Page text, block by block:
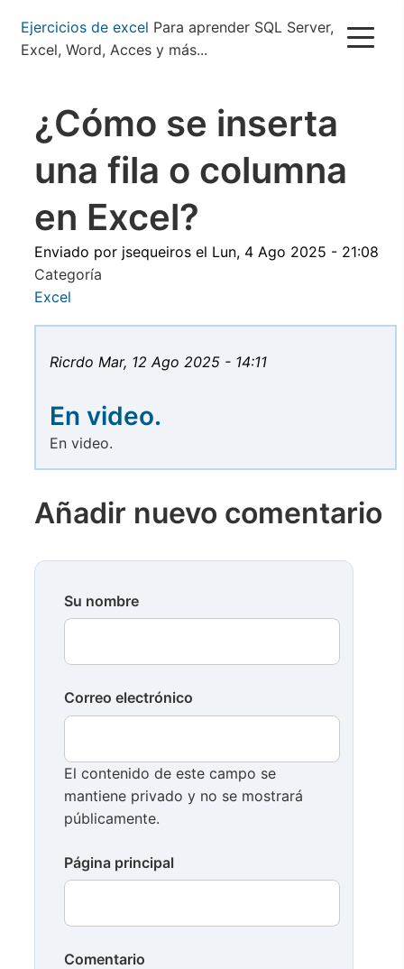
Pasar
contenido
Ejercicios de excel Para aprender SQL Server,
Excel, Word, Acces y más...
¿Cómo se inserta
una fila o columna
en Excel?
Enviado por jsequeiros el Lun, 4 Ago 2025 - 21:08
Categoría
Excel
Ricrdo Mar, 12 Ago 2025 - 14:11
En video.
En video.
Añadir nuevo comentario
Su nombre
Correo electrónico
El contenido de este campo se
mantiene privado y no se mostrará
públicamente.
Página principal
Comentario